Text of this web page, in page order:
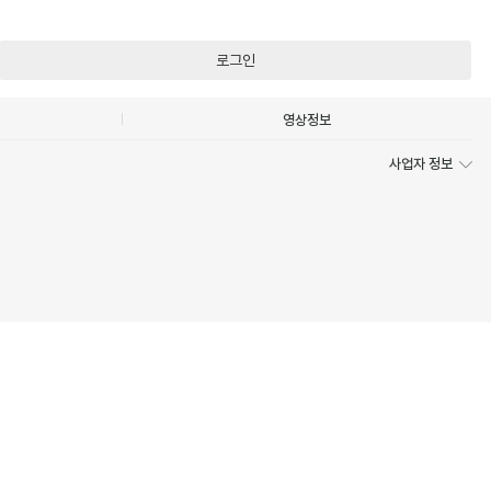
로그인
영상정보
사업자 정보